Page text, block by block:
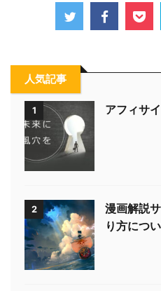
人気記事
1 アフィサ
2
漫画解説
り方につい